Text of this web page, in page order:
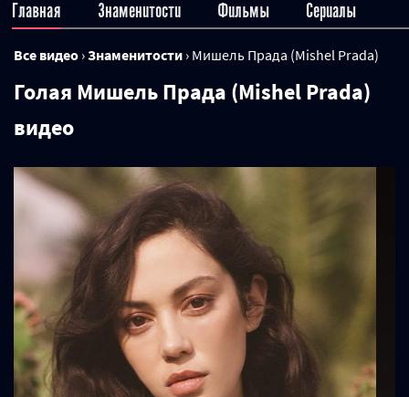
Главная Знаменитости Фильмы Сериалы
Все видео ›Знаменитости › Мишель Прада (Mishel Prada)
Голая Мишель Прада (Mishel Prada)
видео